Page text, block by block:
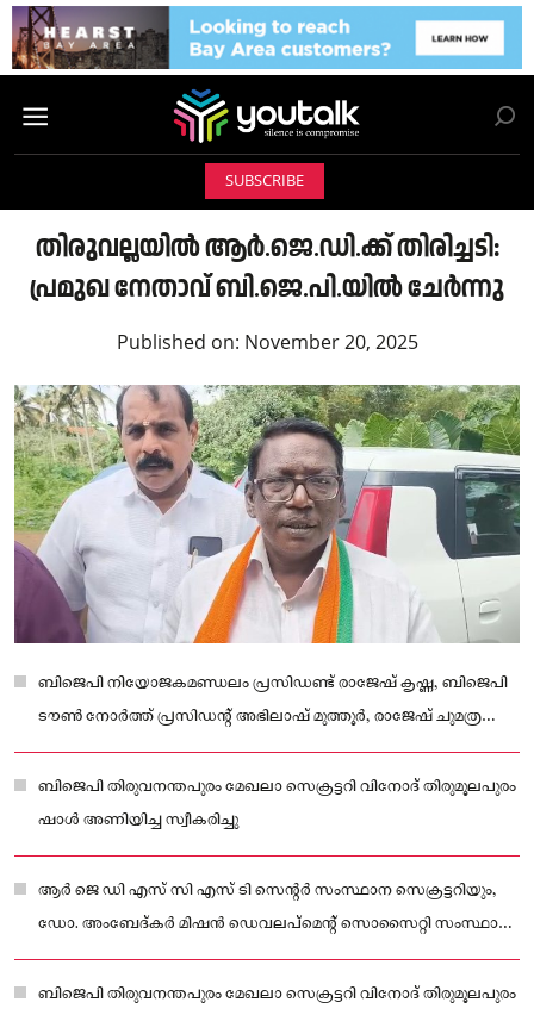
SUBSCRIBE
തിരുവല്ലയിൽ ആർ.ജെ.ഡി.ക്ക് തിരിച്ചടി:
പ്രമുഖ നേതാവ് ബി.ജെ.പി.യിൽ ചേർന്നു
Published on: November 20, 2025
ബിജെപി നിയോജകമണ്ഡലം പ്രസിഡണ്ട് രാജേഷ് കൃഷ്ണ, ബിജെപി
ടൗൺ നോർത്ത് പ്രസിഡന്റ് അഭിലാഷ് മുത്തൂർ, രാജേഷ് ചുമത്ര
,പ്രഹ്ലാദൻ നായർ തുടങ്ങിയവർ പങ്കെടുത്തു.
ബിജെപി തിരുവനന്തപുരം മേഖലാ സെക്രട്ടറി വിനോദ് തിരുമൂലപുരം
ഷാൾ അണിയിച്ച സ്വീകരിച്ചു
ആർ ജെ ഡി എസ് സി എസ് ടി സെന്റർ സംസ്ഥാന സെക്രട്ടറിയും,
ഡോ. അംബേദ്കർ മിഷൻ ഡെവലപ്മെന്റ് സൊസൈറ്റി സംസ്ഥാന
സെക്രട്ടറിയും ആയ സി.ടി ബിജു ( ബിജു പാലി) ആണ് ബിജെപിയിൽ
ചേർന്നത്.
ബിജെപി തിരുവനന്തപുരം മേഖലാ സെക്രട്ടറി വിനോദ് തിരുമൂലപുരം